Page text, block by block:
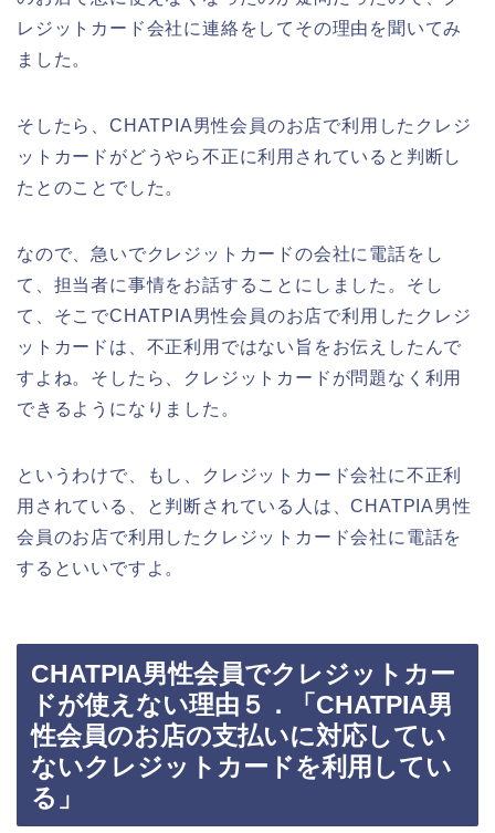
レジットカード会社に連絡をしてその理由を聞いてみ
ました。
そしたら、CHATPIA男性会員のお店で利用したクレジ
ットカードがどうやら不正に利用されていると判断し
たとのことでした。
なので、急いでクレジットカードの会社に電話をし
て、担当者に事情をお話することにしました。そし
て、そこでCHATPIA男性会員のお店で利用したクレジ
ットカードは、不正利用ではない旨をお伝えしたんで
すよね。そしたら、クレジットカードが問題なく利用
できるようになりました。
というわけで、もし、クレジットカード会社に不正利
用されている、と判断されている人は、CHATPIA男性
会員のお店で利用したクレジットカード会社に電話を
するといいですよ。
CHATPIA男性会員でクレジットカー
ドが使えない理由５．「CHATPIA男
性会員のお店の支払いに対応してい
ないクレジットカードを利用してい
る」